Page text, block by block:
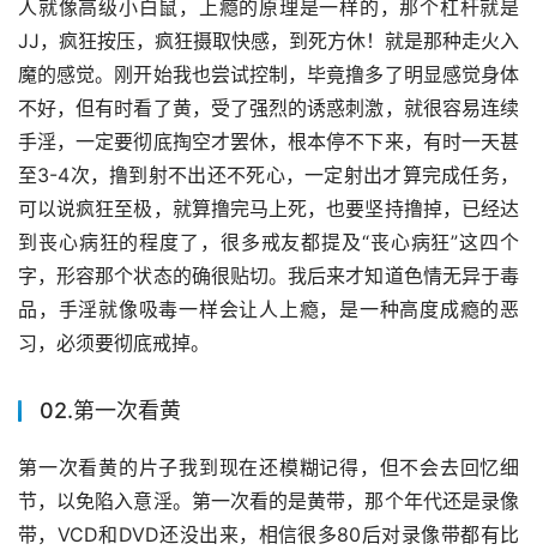
人就像高级小白鼠，上瘾的原理是一样的，那个杠杆就是
JJ，疯狂按压，疯狂摄取快感，到死方休！就是那种走火入
魔的感觉。刚开始我也尝试控制，毕竟撸多了明显感觉身体
不好，但有时看了黄，受了强烈的诱惑刺激，就很容易连续
手淫，一定要彻底掏空才罢休，根本停不下来，有时一天甚
至3-4次，撸到射不出还不死心，一定射出才算完成任务，
可以说疯狂至极，就算撸完马上死，也要坚持撸掉，已经达
到丧心病狂的程度了，很多戒友都提及“丧心病狂”这四个
字，形容那个状态的确很贴切。我后来才知道色情无异于毒
品，手淫就像吸毒一样会让人上瘾，是一种高度成瘾的恶
习，必须要彻底戒掉。
02.第一次看黄
第一次看黄的片子我到现在还模糊记得，但不会去回忆细
节，以免陷入意淫。第一次看的是黄带，那个年代还是录像
带，VCD和DVD还没出来，相信很多80后对录像带都有比